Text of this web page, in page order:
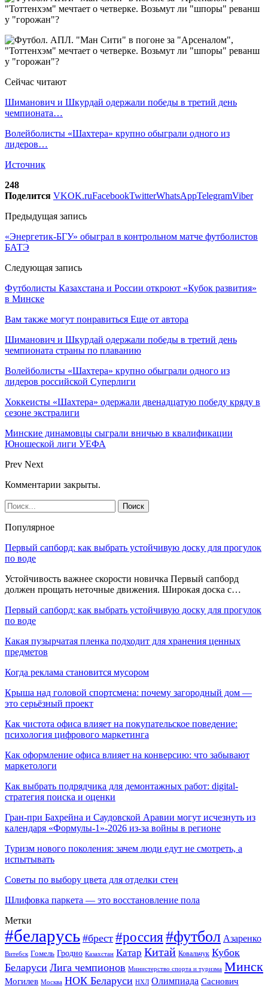
Сейчас читают
Шиманович и Шкурдай одержали победы в третий день
чемпионата…
Волейболисты «Шахтера» крупно обыграли одного из
лидеров…
Источник
248
Поделится VKOK.ruFacebookTwitterWhatsAppTelegramViber
Предыдущая запись
«Энергетик-БГУ» обыграл в контрольном матче футболистов
БАТЭ
Следующая запись
Футболисты Казахстана и России откроют «Кубок развития»
в Минске
Вам также могут понравиться Еще от автора
Шиманович и Шкурдай одержали победы в третий день
чемпионата страны по плаванию
Волейболисты «Шахтера» крупно обыграли одного из
лидеров российской Суперлиги
Хоккеисты «Шахтера» одержали двенадцатую победу кряду в
сезоне экстралиги
Минские динамовцы сыграли вничью в квалификации
Юношеской лиги УЕФА
Prev Next
Комментарии закрыты.
Популярное
Первый сапборд: как выбрать устойчивую доску для прогулок
по воде
Устойчивость важнее скорости новичка Первый сапборд
должен прощать неточные движения. Широкая доска с…
Первый сапборд: как выбрать устойчивую доску для прогулок
по воде
Какая пузырчатая пленка подходит для хранения ценных
предметов
Когда реклама становится мусором
Крыша над головой спортсмена: почему загородный дом —
это серьёзный проект
Как чистота офиса влияет на покупательское поведение:
психология цифрового маркетинга
Как оформление офиса влияет на конверсию: что забывают
маркетологи
Как выбрать подрядчика для демонтажных работ: digital-
стратегия поиска и оценки
Гран-при Бахрейна и Саудовской Аравии могут исчезнуть из
календаря «Формулы-1»-2026 из-за войны в регионе
Туризм нового поколения: зачем люди едут не смотреть, а
испытывать
Советы по выбору цвета для отделки стен
Шлифовка паркета — это восстановление пола
Метки
#беларусь #брест #россия#футбол Азаренко
Витебск Гомель Гродно Казахстан Катар Китай Ковальчук Кубок
Беларуси Лига чемпионов Министерство спорта и туризма Минск
Могилев Москва НОК Беларуси НХЛ Олимпиада Саснович